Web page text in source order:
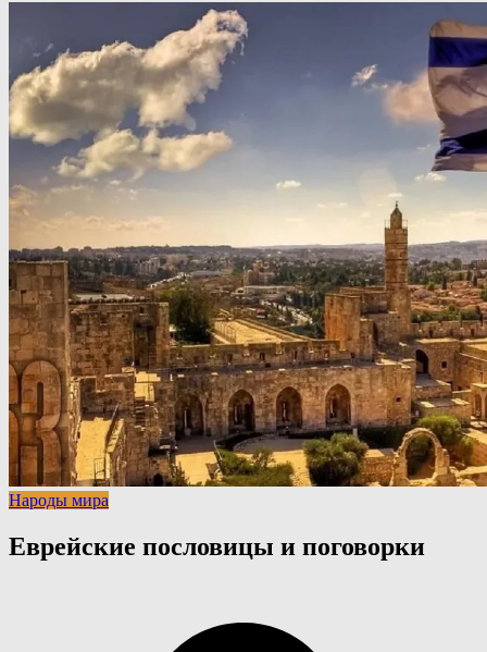
Народы мира
Еврейские пословицы и поговорки